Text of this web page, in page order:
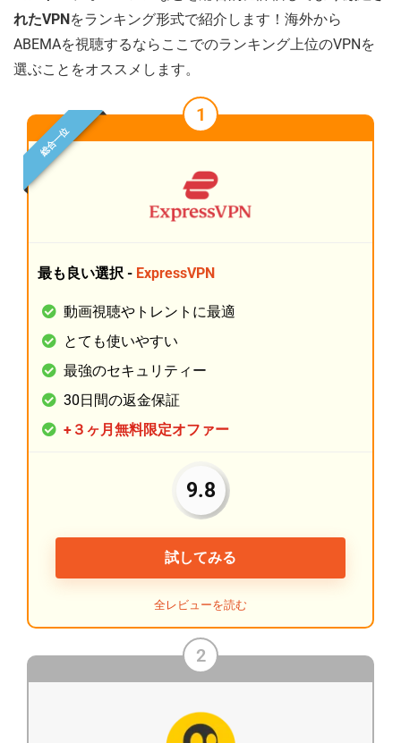
れたVPNをランキング形式で紹介します！海外から
ABEMAを視聴するならここでのランキング上位のVPNを
選ぶことをオススメします。
総合一位
1
最も良い選択 - ExpressVPN
動画視聴やトレントに最適
とても使いやすい
最強のセキュリティー
30日間の返金保証
+３ヶ月無料限定オファー
9.8
試してみる
全レビューを読む
2